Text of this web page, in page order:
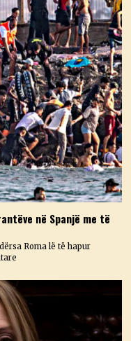
në Spanjë me të
Roma lë të hapur